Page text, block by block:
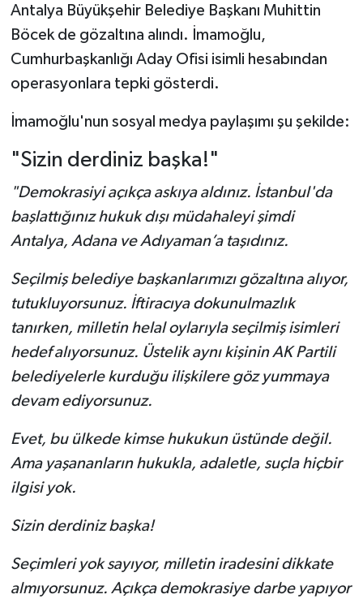
Antalya Büyükşehir Belediye Başkanı Muhittin
Böcek de gözaltına alındı. İmamoğlu,
Cumhurbaşkanlığı Aday Ofisi isimli hesabından
operasyonlara tepki gösterdi.
İmamoğlu'nun sosyal medya paylaşımı şu şekilde:
"Sizin derdiniz başka!"
"Demokrasiyi açıkça askıya aldınız. İstanbul'da
başlattığınız hukuk dışı müdahaleyi şimdi
Antalya, Adana ve Adıyaman’a taşıdınız.
Seçilmiş belediye başkanlarımızı gözaltına alıyor,
tutukluyorsunuz. İftiracıya dokunulmazlık
tanırken, milletin helal oylarıyla seçilmiş isimleri
hedef alıyorsunuz. Üstelik aynı kişinin AK Partili
belediyelerle kurduğu ilişkilere göz yummaya
devam ediyorsunuz.
Evet, bu ülkede kimse hukukun üstünde değil.
Ama yaşananların hukukla, adaletle, suçla hiçbir
ilgisi yok.
Sizin derdiniz başka!
Seçimleri yok sayıyor, milletin iradesini dikkate
almıyorsunuz. Açıkça demokrasiye darbe yapıyor